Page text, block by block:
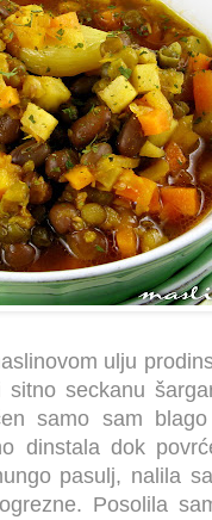
ulju
seckanu
samo sam
dinstala dok
pasulj, nalila
Posolila